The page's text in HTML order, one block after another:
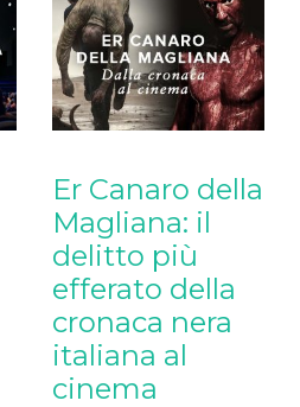
pericolosi. O
semplicemente contrari
alle leggi della natura.
dell’intrattenimento,
quando […]
Er Canaro della
Magliana: il
delitto più
efferato della
cronaca nera
italiana al
cinema